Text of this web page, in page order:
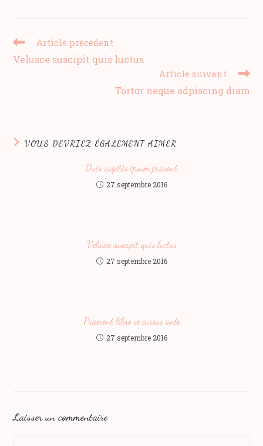
Read
articles
Article précédent
Velusce suscipit quis luctus
Article suivant
Tortor neque adpiscing diam
VOUS DEVRIEZ ÉGALEMENT AIMER
Duis sagitis ipsum prasent
27 septembre 2016
Velusce suscipit quis luctus
27 septembre 2016
Praesent libro se cursus ante
27 septembre 2016
Laisser un commentaire